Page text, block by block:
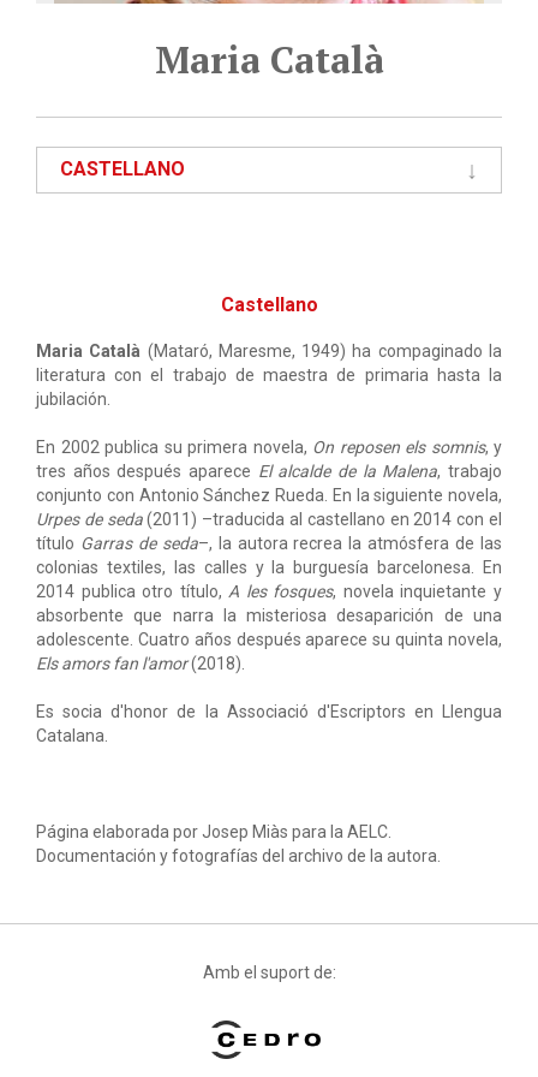
Maria Català
CASTELLANO
Castellano
Maria Català (Mataró, Maresme, 1949) ha compaginado la
literatura con el trabajo de maestra de primaria hasta la
jubilación.
En 2002 publica su primera novela, On reposen els somnis, y
tres años después aparece El alcalde de la Malena, trabajo
conjunto con Antonio Sánchez Rueda. En la siguiente novela,
Urpes de seda(2011) –traducida al castellano en 2014 con el
título Garras de seda–, la autora recrea la atmósfera de las
colonias textiles, las calles y la burguesía barcelonesa. En
2014 publica otro título, A les fosques, novela inquietante y
absorbente que narra la misteriosa desaparición de una
adolescente. Cuatro años después aparece su quinta novela,
Els amors fan l'amor(2018).
Es socia d'honor de la Associació d'Escriptors en Llengua
Catalana.
Página elaborada por Josep Miàs para la AELC.
Documentación y fotografías del archivo de la autora.
Amb el suport de: